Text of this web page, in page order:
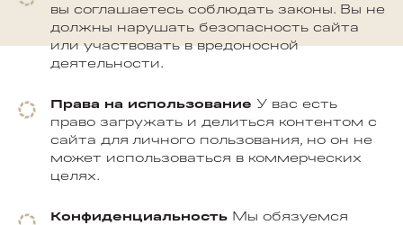
вы соглашаетесь соблюдать законы. Вы не
должны нарушать безопасность сайта
или участвовать в вредоносной
деятельности.
Права на использование У вас есть
право загружать и делиться контентом с
сайта для личного пользования, но он не
может использоваться в коммерческих
целях.
Конфиденциальность Мы обязуемся